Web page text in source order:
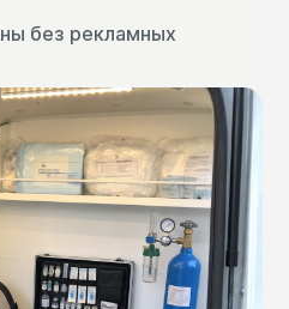
без рекламных